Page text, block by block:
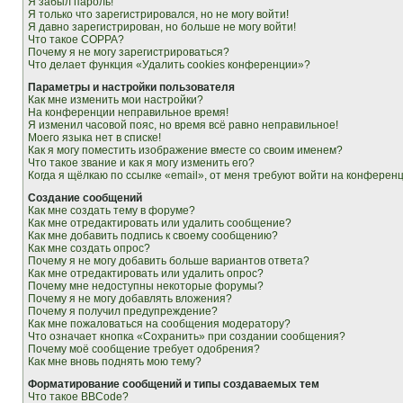
Я только что зарегистрировался, но не могу войти!
Я давно зарегистрирован, но больше не могу войти!
Что такое COPPA?
Почему я не могу зарегистрироваться?
Что делает функция «Удалить cookies конференции»?
Параметры и настройки пользователя
Как мне изменить мои настройки?
На конференции неправильное время!
Я изменил часовой пояс, но время всё равно неправильное!
Моего языка нет в списке!
Как я могу поместить изображение вместе со своим именем?
Что такое звание и как я могу изменить его?
Когда я щёлкаю по ссылке «email», от меня требуют войти на
Создание сообщений
Как мне создать тему в форуме?
Как мне отредактировать или удалить сообщение?
Как мне добавить подпись к своему сообщению?
Как мне создать опрос?
Почему я не могу добавить больше вариантов ответа?
Как мне отредактировать или удалить опрос?
Почему мне недоступны некоторые форумы?
Почему я не могу добавлять вложения?
Почему я получил предупреждение?
Как мне пожаловаться на сообщения модератору?
Что означает кнопка «Сохранить» при создании сообщения?
Почему моё сообщение требует одобрения?
Как мне вновь поднять мою тему?
Форматирование сообщений и типы создаваемых тем
Что такое BBCode?